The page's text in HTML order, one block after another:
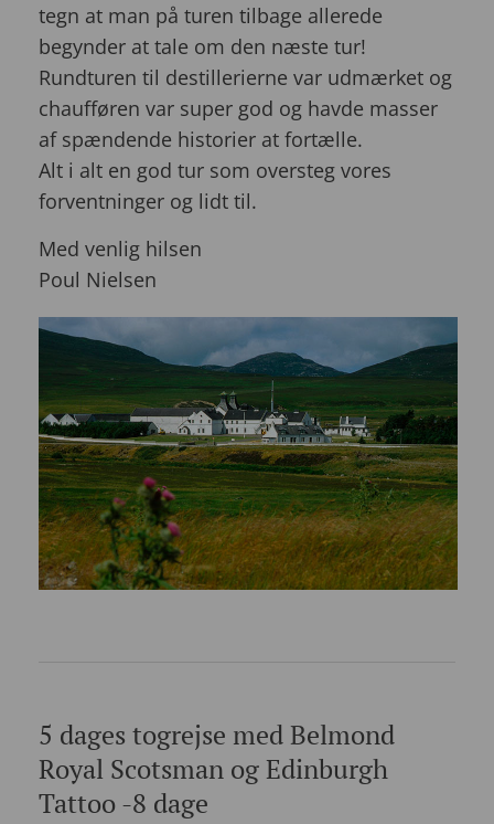
tegn at man på turen tilbage allerede
begynder at tale om den næste tur!
Rundturen til destillerierne var udmærket og
chaufføren var super god og havde masser
af spændende historier at fortælle.
Alt i alt en god tur som oversteg vores
forventninger og lidt til.
Med venlig hilsen
Poul Nielsen
5 dages togrejse med Belmond
Royal Scotsman og Edinburgh
Tattoo -8 dage